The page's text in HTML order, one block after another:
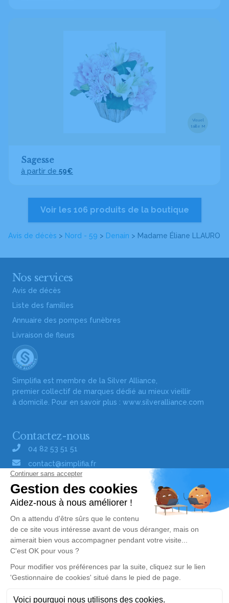
Avis de décès > Nord - 59 > Denain > Madame Éliane LLAURO
Visuel
taille M
Sagesse
à partir de 59€
Voir les 106 produits de la boutique
Nos services
Avis de décès
Liste des familles
Annuaire des pompes funèbres
Livraison de fleurs
Simplifia est membre de la Silver Alliance,
premier collectif de marques dédié au mieux vieillir
à domicile. Pour en savoir plus : www.silveralliance.com
Contactez-nous
04 82 53 51 51
contact@simplifia.fr
Réseaux sociaux
Liens utiles
Publier un avis de décès
Signaler un abus/une erreur
Consultez nos offres d'emploi